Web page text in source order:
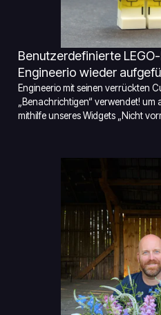
Benutzerdefinierte
Engineerio wieder
Engineerio mit seinen verrückten
„Benachrichtigen“ verwendet!
mithilfe unseres Widgets „Nicht